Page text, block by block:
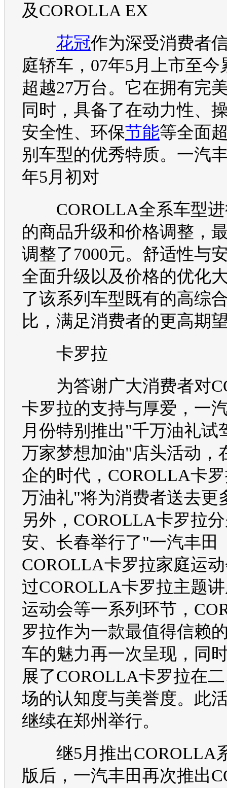
及COROLLA EX
花冠作为深受消费者
庭轿车，07年5月上市至今
超越27万台。它在拥有完
同时，具备了在动力性、
安全性、 环保节能等全面
别 车型的优秀特质。 一汽
年5月初对
COROLLA全系车型
的商品升级和价格调整，
调整了7000元。舒适性与
全面升级以及价格的优化
了该系列 车型既有的高综
比，满足消费者的更高期
卡罗拉
为答谢广大消费者对
卡罗拉的支持与厚爱， 一
月份特别推出"千万油礼试
万家梦想加油"店头活动，
企的时代， COROLLA卡
万油礼"将为消费者送去更
另外， COROLLA卡罗拉
安、长春举行了"一汽丰田
COROLLA卡罗拉家庭运
过COROLLA卡罗拉主题
运动会等一系列环节，
罗拉作为一款最值得信赖
车的魅力再一次呈现，同
展了COROLLA卡罗拉在
场的认知度与美誉度。此
继续在郑州举行。
继5月推出COROLLA
版后， 一汽丰田再次推出